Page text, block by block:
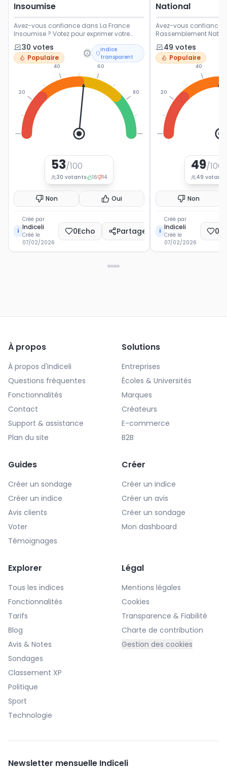
Insoumise
Avez-vous confiance dans La France
Insoumise ? Votez pour exprimer votre
30 votes
Populaire
Indice
transparent
20
40 60
80
53/100
30 votants 16 14
Non Oui
i
Créé par
Indiceli
Créé le
07/02/2026
0Echo Partager
National
Avez-vous confiance
Rassemblement
politique français.
49 votes
Populaire
20
40
49/100
49 votants
Non
i
Créé par
Indiceli
Créé le
07/02/2026
0
À propos
À propos d'Indiceli
Questions fréquentes
Fonctionnalités
Contact
Support & assistance
Plan du site
Solutions
Entreprises
Écoles & Universités
Marques
Créateurs
E-commerce
B2B
Guides
Créer un sondage
Créer un indice
Avis clients
Voter
Témoignages
Créer
Créer un indice
Créer un avis
Créer un sondage
Mon dashboard
Explorer
Tous les indices
Fonctionnalités
Tarifs
Blog
Avis & Notes
Sondages
Classement XP
Politique
Sport
Technologie
Légal
Mentions légales
Cookies
Transparence & Fiabilité
Charte de contribution
Gestion des cookies
Newsletter mensuelle Indiceli